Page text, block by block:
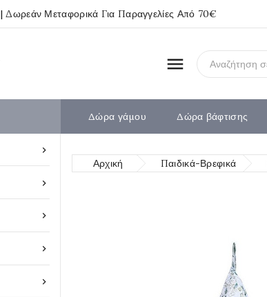
| Δωρεάν Μεταφορικά Για Παραγγελίες Από 70€






Δώρα γάμου Δώρα βάφτισης
Αρχική Παιδικά-Βρεφικά